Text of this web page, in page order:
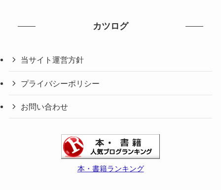
カツログ
当サイト運営方針
プライバシーポリシー
お問い合わせ
本・書籍ランキング